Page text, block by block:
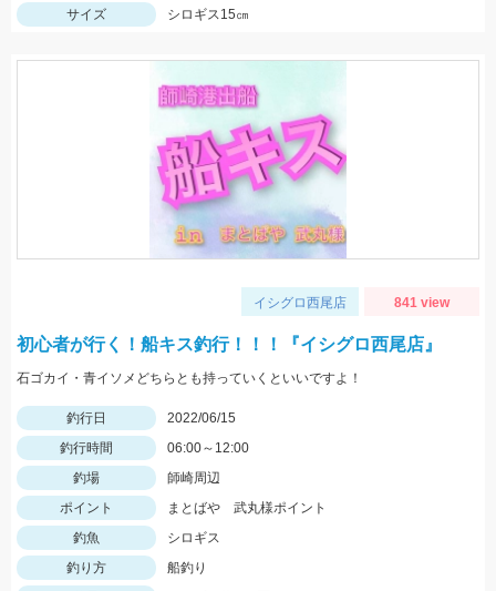
サイズ
シロギス15㎝
イシグロ西尾店 841 view
初心者が行く！船キス釣行！！！『イシグロ西尾店』
石ゴカイ・青イソメどちらとも持っていくといいですよ！
釣行日
2022/06/15
釣行時間
06:00～12:00
釣場
師崎周辺
ポイント
まとばや 武丸様ポイント
釣魚
シロギス
釣り方
船釣り